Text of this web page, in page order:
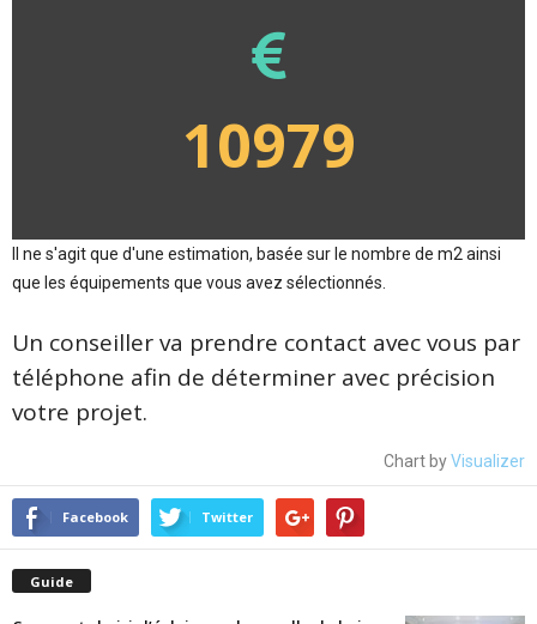
10979
Il ne s'agit que d'une estimation, basée sur le nombre de m2 ainsi
que les équipements que vous avez sélectionnés.
Un conseiller va prendre contact avec vous par
téléphone afin de déterminer avec précision
votre projet.
Chart byVisualizer
Facebook Twitter
Guide